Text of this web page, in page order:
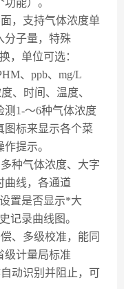
能）。
，支持气体浓度单
分子量，特殊
，单位可选：
、 ppb、 mg/L
、时间、温度、
测 1-～6种气体浓度
图标来显示各个菜
提示。
种气体浓度、大字
曲线，各通道
置是否显示*大
记录曲线图。
、多级校准，能同
级计量局标准
动识别并阻止，可